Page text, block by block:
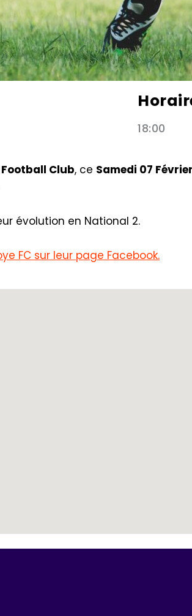
18:00
Club, ce Samedi 07 Février
évolution en National 2.
FC sur leur page Facebook.